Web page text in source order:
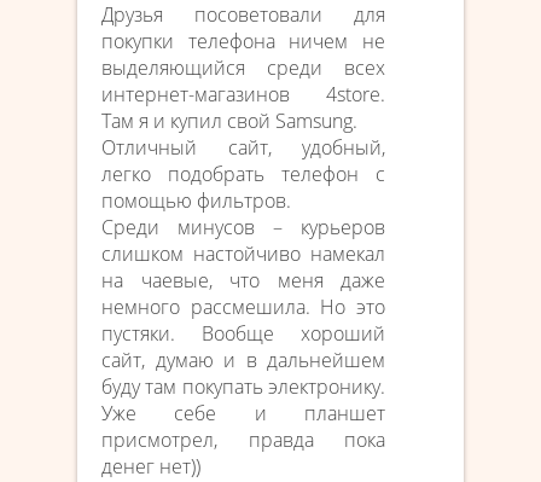
Друзья посоветовали для
покупки телефона ничем не
выделяющийся среди всех
интернет-магазинов 4store.
Там я и купил свой Samsung.
Отличный сайт, удобный,
легко подобрать телефон с
помощью фильтров.
Среди минусов – курьеров
слишком настойчиво намекал
на чаевые, что меня даже
немного рассмешила. Но это
пустяки. Вообще хороший
сайт, думаю и в дальнейшем
буду там покупать электронику.
Уже себе и планшет
присмотрел, правда пока
денег нет))